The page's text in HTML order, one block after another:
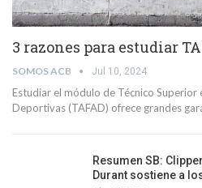
3 razones para estudiar
SOMOS ACB Jul 10, 2024
Estudiar el módulo de Técnico Superior
Deportivas (TAFAD) ofrece grandes
Resumen SB:
Durant sostiene a